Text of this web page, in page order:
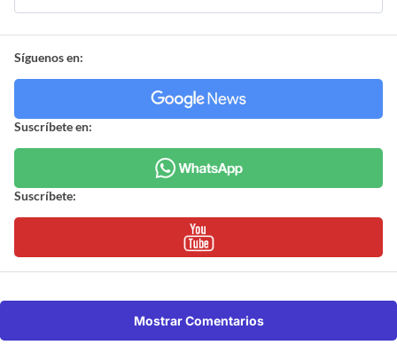
Síguenos en:
Suscríbete en:
Suscríbete:
Mostrar Comentarios